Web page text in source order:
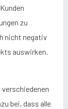
zu
nicht negativ
auswirken.
bei, dass alle